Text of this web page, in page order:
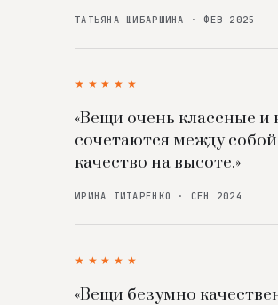
ТАТЬЯНА ШИБАРШИНА · ФЕВ 2025
★★★★★
«Вещи очень классные и
сочетаются между
качество на высоте.»
ИРИНА ТИТАРЕНКО · СЕН 2024
★★★★★
«Вещи безумно